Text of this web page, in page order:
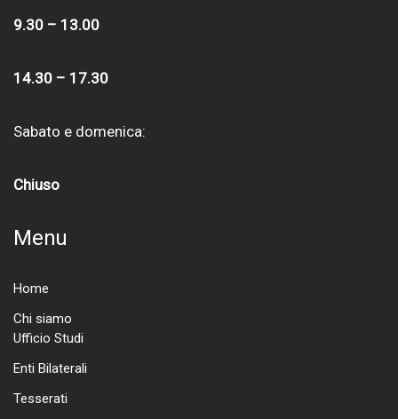
9.30 – 13.00
14.30 – 17.30
Sabato e domenica:
Chiuso
Menu
Home
Chi siamo
Ufficio Studi
Enti Bilaterali
Tesserati